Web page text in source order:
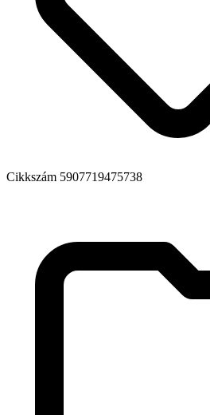
Cikkszám 5907719475738